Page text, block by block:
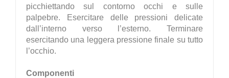
picchiettando sul contorno occhi e sulle
palpebre. Esercitare delle pressioni delicate
dall’interno verso l’esterno. Terminare
esercitando una leggera pressione finale su tutto
l’occhio.
Componenti